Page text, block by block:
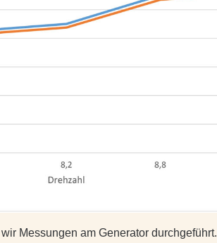
Messungen am Generator durchgeführt.